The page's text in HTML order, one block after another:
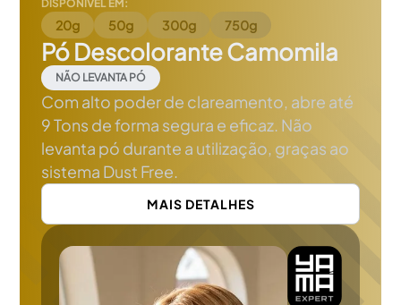
DISPONÍVEL EM:
20g 50g 300g 750g
Pó Descolorante Camomila
NÃO LEVANTA PÓ
Com alto poder de clareamento, abre até
9 Tons de forma segura e eficaz. Não
levanta pó durante a utilização, graças ao
sistema Dust Free.
MAIS DETALHES